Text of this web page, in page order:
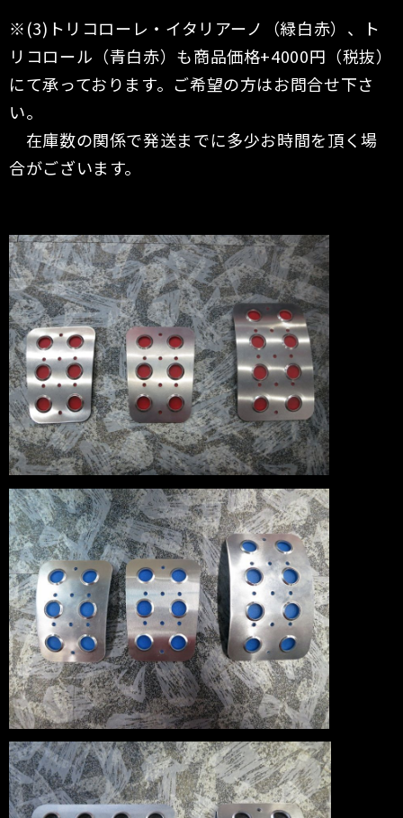
※(3)トリコローレ・イタリアーノ（緑白赤）、ト
リコロール（青白赤）も商品価格+4000円（税抜）
にて承っております。ご希望の方はお問合せ下さ
い。
在庫数の関係で発送までに多少お時間を頂く場
合がございます。